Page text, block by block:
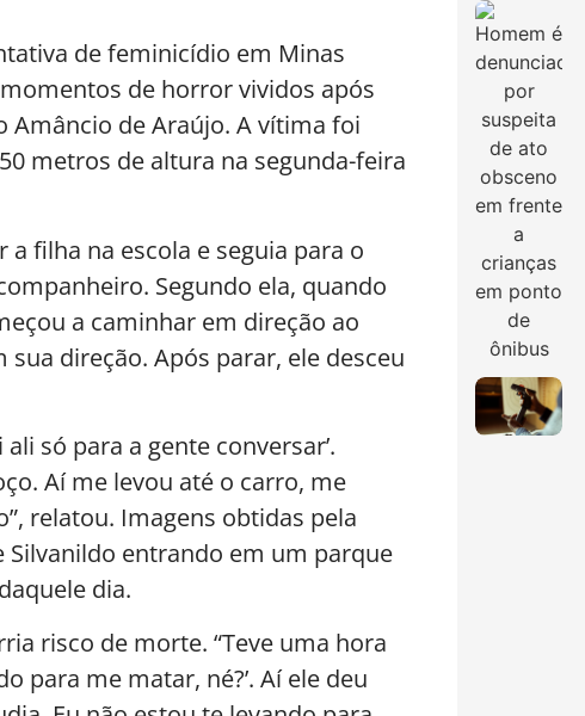
de feminicídio em Minas
de horror vividos após
Amâncio de Araújo. A vítima foi
metros de altura na segunda-feira
filha na escola e seguia para o
Segundo ela, quando
a caminhar em direção ao
direção. Após parar, ele desceu
ali só para a gente conversar’.
Aí me levou até o carro, me
relatou. Imagens obtidas pela
entrando em um parque
dia.
risco de morte. “Teve uma hora
para me matar, né?’. Aí ele deu